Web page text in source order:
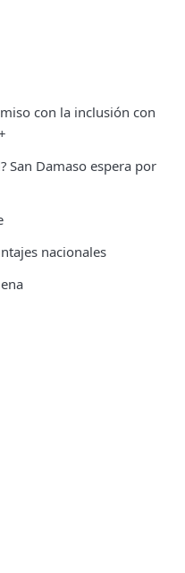
con la inclusión con
San Damaso espera por
nacionales